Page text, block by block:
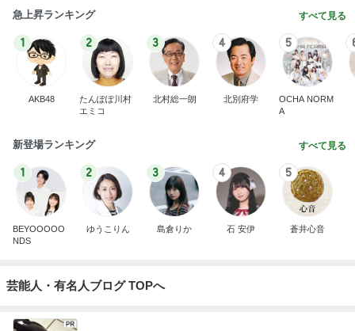
急上昇ランキング すべて見る
1
AKB48
2
たんぽぽ川村
エミコ
3
北村総一朗
4
北別府学
5
OCHA NORM
A
新登場ランキング すべて見る
1
BEYOOOOO
NDS
2
ゆうこりん
3
島倉りか
4
石 安伊
5
蒼井心音
芸能人・有名人ブログ TOPへ